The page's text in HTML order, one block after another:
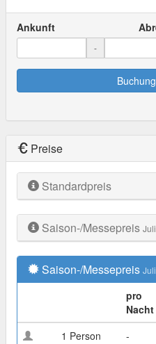
Ankunft
-
Preise
Standardpreis
Saison-/Messepreis
Saison-/Messepreis
pro
Nacht
1 Person
-